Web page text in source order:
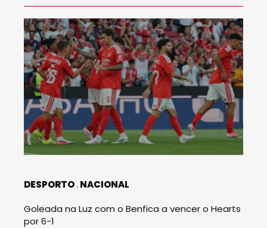
DESPORTO NACIONAL
Goleada na Luz com o Benfica a vencer o Hearts
por 6-1